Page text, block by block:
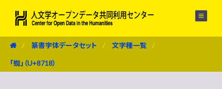
篆書字体データセット 文字種一覧
「蜘」（U+8718）